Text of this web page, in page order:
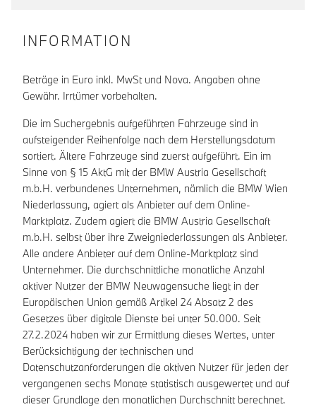
INFORMATION
Beträge in Euro inkl. MwSt und Nova. Angaben ohne
Gewähr. Irrtümer vorbehalten.
Die im Suchergebnis aufgeführten Fahrzeuge sind in
aufsteigender Reihenfolge nach dem Herstellungsdatum
sortiert. Ältere Fahrzeuge sind zuerst aufgeführt. Ein im
Sinne von § 15 AktG mit der BMW Austria Gesellschaft
m.b.H. verbundenes Unternehmen, nämlich die BMW Wien
Niederlassung, agiert als Anbieter auf dem Online-
Marktplatz. Zudem agiert die BMW Austria Gesellschaft
m.b.H. selbst über ihre Zweigniederlassungen als Anbieter.
Alle andere Anbieter auf dem Online-Marktplatz sind
Unternehmer. Die durchschnittliche monatliche Anzahl
aktiver Nutzer der BMW Neuwagensuche liegt in der
Europäischen Union gemäß Artikel 24 Absatz 2 des
Gesetzes über digitale Dienste bei unter 50.000. Seit
27.2.2024 haben wir zur Ermittlung dieses Wertes, unter
Berücksichtigung der technischen und
Datenschutzanforderungen die aktiven Nutzer für jeden der
vergangenen sechs Monate statistisch ausgewertet und auf
dieser Grundlage den monatlichen Durchschnitt berechnet.